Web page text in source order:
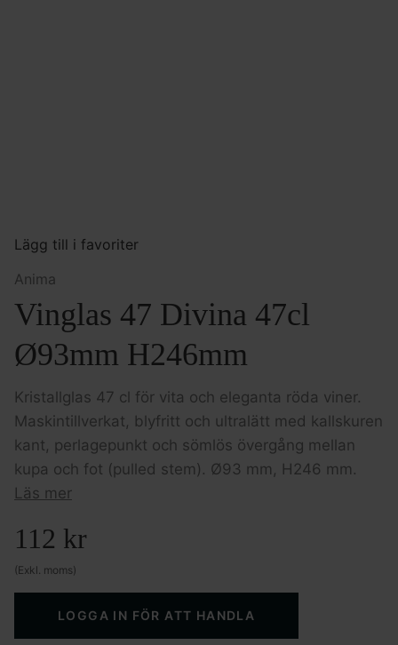
Lägg till i favoriter
Anima
Vinglas 47 Divina 47cl
Ø93mm H246mm
Kristallglas 47 cl för vita och eleganta röda viner.
Maskintillverkat, blyfritt och ultralätt med kallskuren
kant, perlagepunkt och sömlös övergång mellan
kupa och fot (pulled stem). Ø93 mm, H246 mm.
Läs mer
112 kr
(Exkl. moms)
LOGGA IN FÖR ATT HANDLA